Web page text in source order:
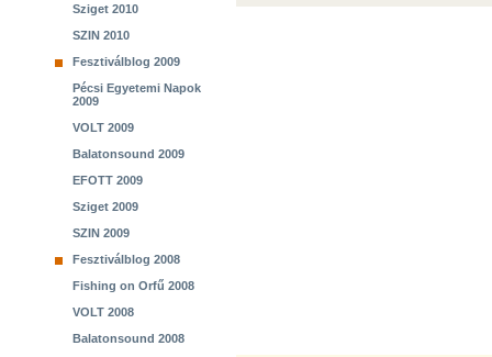
Sziget 2010
SZIN 2010
Fesztiválblog 2009
Pécsi Egyetemi Napok
2009
VOLT 2009
Balatonsound 2009
EFOTT 2009
Sziget 2009
SZIN 2009
Fesztiválblog 2008
Fishing on Orfű 2008
VOLT 2008
Balatonsound 2008